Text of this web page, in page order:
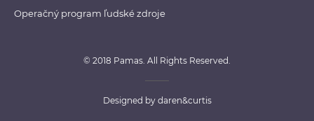
Operačný program ľudské zdroje
© 2018 Pamas. All Rights Reserved.
Designed by daren&curtis